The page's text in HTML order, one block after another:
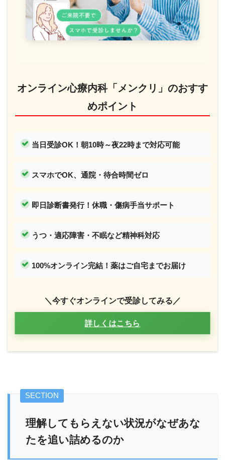
オンライン心療内科「メンクリ」のおすす
めポイント
当日受診OK！ 朝10時～夜22時まで対応可能
スマホでOK、通院・待合時間ゼロ
即日診断書発行！休職・傷病手当サポート
うつ・適応障害・不眠など精神科対応
100%オンライン完結！薬はご自宅までお届け
＼今すぐオンラインで受診してみる／
詳しくはこちら
理解してもらえない状況がなぜあな
たを追い詰めるのか